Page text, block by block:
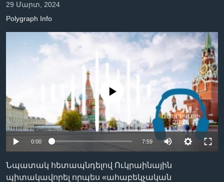
«ԱՄԵՐԻԿԱՅԻ ՁԱՅՆ»-Ի ԿԱՆՈՆԱԴՐՈՒԹՅՈՒՆ
ԿԱՊ ՄԵԶ ՀԵՏ
Learning English
Լեզուներ
29 Մարտ, 2024
Polygraph Info
No media source currently available
0:00 7:59
Նպատակ հետապնդելով Ուկրաինային
պիտակավորել որպես «ահաբեկչական